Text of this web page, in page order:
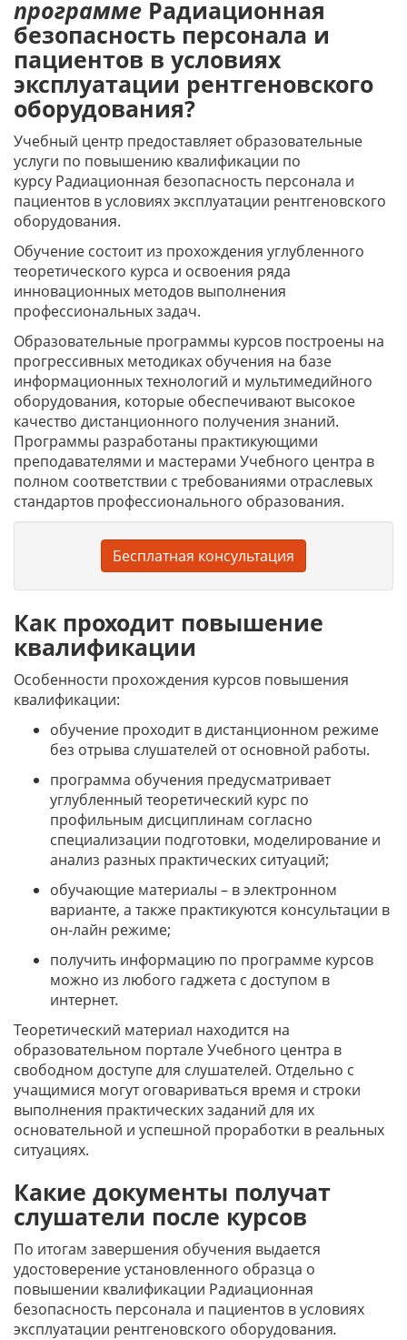
программе Радиационная
безопасность персонала и
пациентов в условиях
эксплуатации рентгеновского
оборудования?
Учебный центр предоставляет образовательные
услуги по повышению квалификации по
курсу Радиационная безопасность персонала и
пациентов в условиях эксплуатации рентгеновского
оборудования.
Обучение состоит из прохождения углубленного
теоретического курса и освоения ряда
инновационных методов выполнения
профессиональных задач.
Образовательные программы курсов построены на
прогрессивных методиках обучения на базе
информационных технологий и мультимедийного
оборудования, которые обеспечивают высокое
качество дистанционного получения знаний.
Программы разработаны практикующими
преподавателями и мастерами Учебного центра в
полном соответствии с требованиями отраслевых
стандартов профессионального образования.
Бесплатная консультация
Как проходит повышение
квалификации
Особенности прохождения курсов повышения
квалификации:
обучение проходит в дистанционном режиме
без отрыва слушателей от основной работы.
программа обучения предусматривает
углубленный теоретический курс по
профильным дисциплинам согласно
специализации подготовки, моделирование и
анализ разных практических ситуаций;
обучающие материалы – в электронном
варианте, а также практикуются консультации в
он-лайн режиме;
получить информацию по программе курсов
можно из любого гаджета с доступом в
интернет.
Теоретический материал находится на
образовательном портале Учебного центра в
свободном доступе для слушателей. Отдельно с
учащимися могут оговариваться время и строки
выполнения практических заданий для их
основательной и успешной проработки в реальных
ситуациях.
Какие документы получат
слушатели после курсов
По итогам завершения обучения выдается
удостоверение установленного образца о
повышении квалификации Радиационная
безопасность персонала и пациентов в условиях
эксплуатации рентгеновского оборудования.